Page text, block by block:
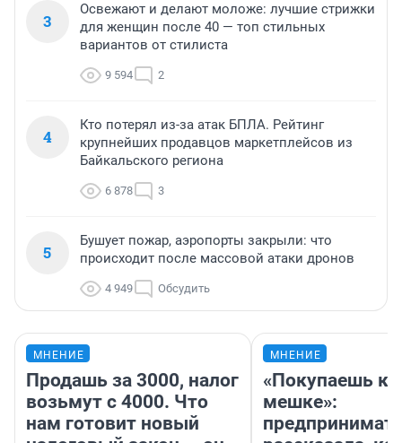
3
Освежают и делают моложе: лучшие стрижки
для женщин после 40 — топ стильных
вариантов от стилиста
9 594 2
4
Кто потерял из-за атак БПЛА. Рейтинг
крупнейших продавцов маркетплейсов из
Байкальского региона
6 878 3
5
Бушует пожар, аэропорты закрыли: что
происходит после массовой атаки дронов
4 949 Обсудить
МНЕНИЕ
Продашь за 3000, налог
возьмут с 4000. Что
нам готовит новый
МНЕНИЕ
«Покупаешь
мешке»: